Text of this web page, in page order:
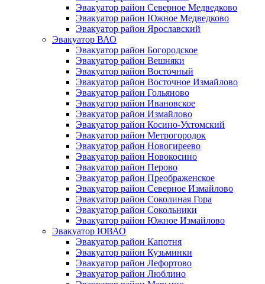
Эвакуатор район Северное Медведково
Эвакуатор район Южное Медведково
Эвакуатор район Ярославский
Эвакуатор ВАО
Эвакуатор район Богородское
Эвакуатор район Вешняки
Эвакуатор район Восточный
Эвакуатор район Восточное Измайлово
Эвакуатор район Гольяново
Эвакуатор район Ивановское
Эвакуатор район Измайлово
Эвакуатор район Косино-Ухтомский
Эвакуатор район Метрогородок
Эвакуатор район Новогиреево
Эвакуатор район Новокосино
Эвакуатор район Перово
Эвакуатор район Преображенское
Эвакуатор район Северное Измайлово
Эвакуатор район Соколиная Гора
Эвакуатор район Сокольники
Эвакуатор район Южное Измайлово
Эвакуатор ЮВАО
Эвакуатор район Капотня
Эвакуатор район Кузьминки
Эвакуатор район Лефортово
Эвакуатор район Люблино